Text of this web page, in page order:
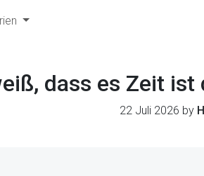
dass es Zeit
22 Juli 2026 by